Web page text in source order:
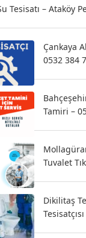
Tesisatı – Ataköy
Çankaya
0532 384
Tamiri –
Tuvalet
Dikilitaş
Tesisatçısı